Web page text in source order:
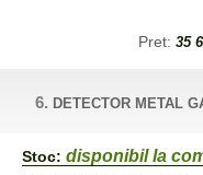
Pret:35
6. DETECTOR METAL
Stoc: disponibil la